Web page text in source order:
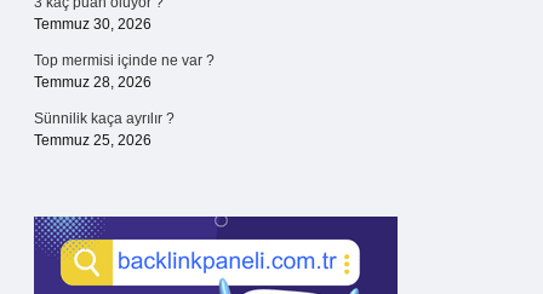
Temmuz 30, 2026
Top mermisi içinde ne var ?
Temmuz 28, 2026
Sünnilik kaça ayrılır ?
Temmuz 25, 2026